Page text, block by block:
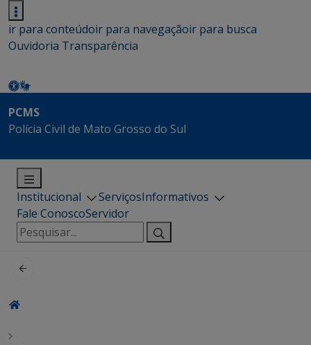
ir para conteúdoir para navegaçãoir para busca
Ouvidoria Transparência
PCMS
Polícia Civil de Mato Grosso do Sul
Institucional ServiçosInformativos
Fale ConoscoServidor
Pesquisar
por: